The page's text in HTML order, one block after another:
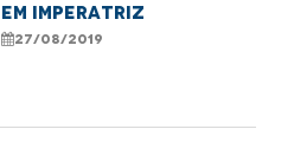
em Imperatriz
27/08/2019